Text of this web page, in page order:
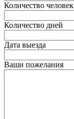
Количество человек
Количество дней
Дата выезда
Ваши пожелания